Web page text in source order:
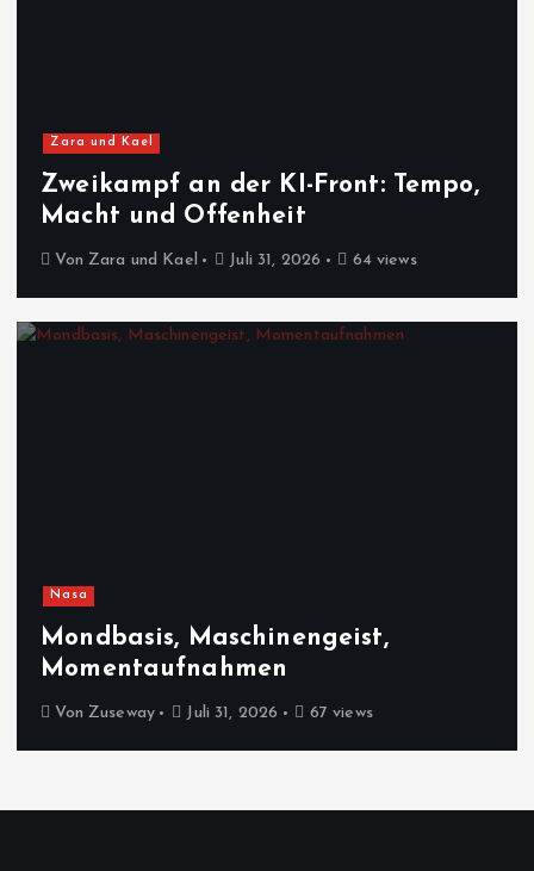
Zara und Kael
Zweikampf an der KI-Front: Tempo,
Macht und Offenheit
Von Zara und Kael Juli 31, 2026 64 views
Nasa
Mondbasis, Maschinengeist,
Momentaufnahmen
Von Zuseway Juli 31, 2026 67 views